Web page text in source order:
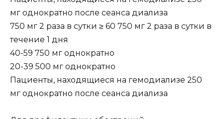
мг однократно после сеанса диализа
750 мг 2 раза в сутки ≥ 60 750 мг 2 раза в сутки в
течение 1 дня
40-59 750 мг однократно
20-39 500 мг однократно
Пациенты, находящиеся на гемодиализе 250
мг однократно после сеанса диализа